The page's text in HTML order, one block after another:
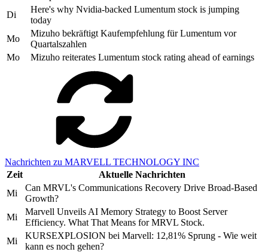
Di
Here's why Nvidia-backed Lumentum stock is jumping
today
Mo
Mizuho bekräftigt Kaufempfehlung für Lumentum vor
Quartalszahlen
Mo
Mizuho reiterates Lumentum stock rating ahead of earnings
Nachrichten zu MARVELL TECHNOLOGY INC
Zeit
Aktuelle Nachrichten
Mi
Can MRVL's Communications Recovery Drive Broad-Based
Growth?
Mi
Marvell Unveils AI Memory Strategy to Boost Server
Efficiency. What That Means for MRVL Stock.
Mi
KURSEXPLOSION bei Marvell: 12,81% Sprung - Wie weit
kann es noch gehen?